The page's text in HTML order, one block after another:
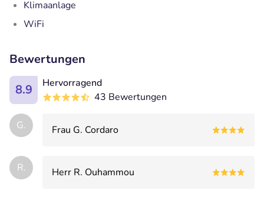
Klimaanlage
WiFi
Bewertungen
8.9
Hervorragend
43 Bewertungen
G. Frau G. Cordaro
R. Herr R. Ouhammou